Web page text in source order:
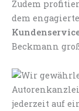
Zudem
dem
Beckmann